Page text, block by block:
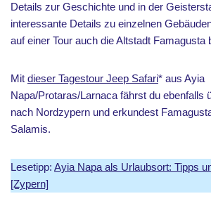
Details zur Geschichte und in der
interessante Details zu einzelnen
auf einer Tour auch die Altstadt Famagusta
Mit dieser Tagestour Jeep Safari* aus Ayia
Napa/Protaras/Larnaca fährst du ebenfalls
nach Nordzypern und erkundest
Salamis.
Lesetipp: Ayia Napa als Urlaubsort: Tipps
[Zypern]